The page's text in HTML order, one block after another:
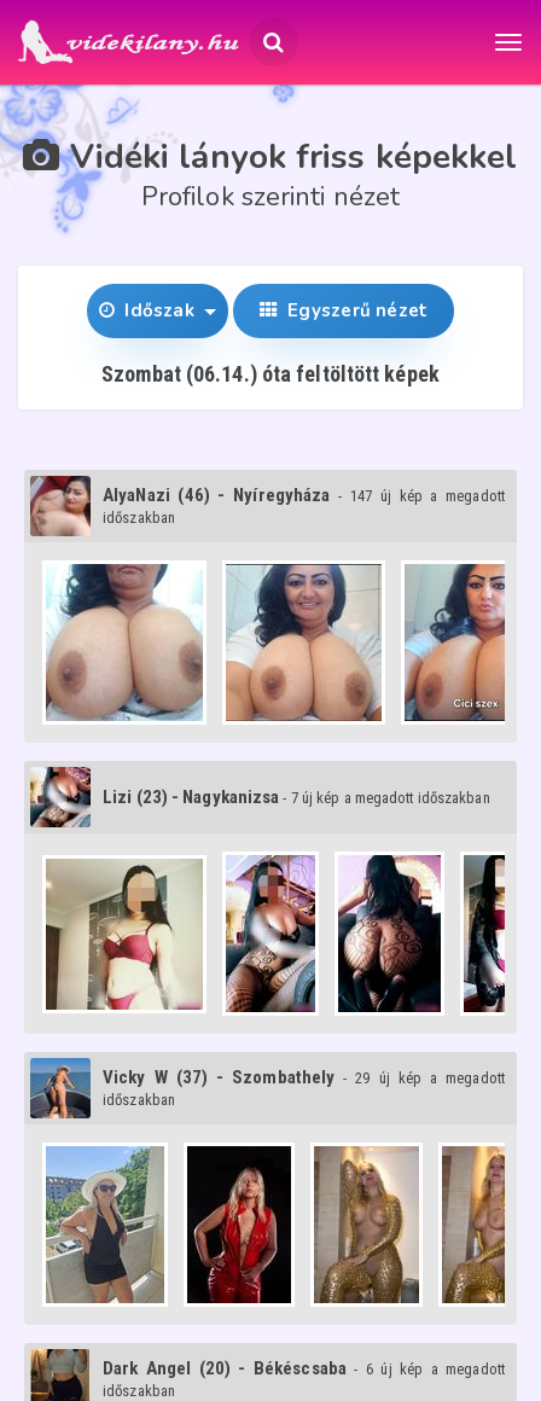
Vidéki lányok friss képekkel
Profilok szerinti nézet
Időszak Egyszerű nézet
Szombat (06.14.) óta feltöltött képek
AlyaNazi (46) - Nyíregyháza - 147 új kép a megadott
időszakban
Lizi (23) - Nagykanizsa - 7 új kép a megadott időszakban
Vicky W (37) - Szombathely - 29 új kép a megadott
időszakban
Dark Angel (20) - Békéscsaba - 6 új kép a megadott
időszakban